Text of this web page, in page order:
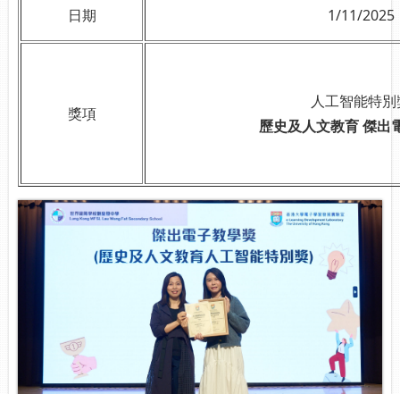
日期 1/11/2025
獎項
人工智能特
歷史及人文教育 傑出